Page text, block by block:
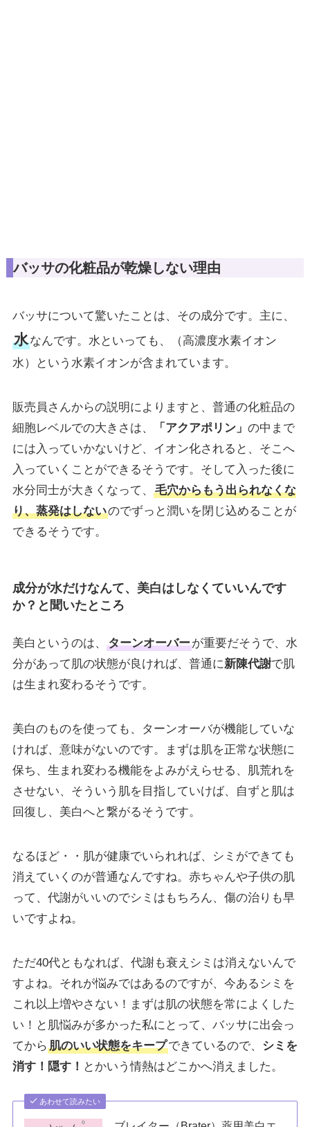
バッサの化粧品が乾燥しない理由
バッサについて驚いたことは、その成分です。主に、
水なんです。水といっても、（高濃度水素イオン
水）という水素イオンが含まれています。
販売員さんからの説明によりますと、普通の化粧品の
細胞レベルでの大きさは、
「アクアポリン」 の中まで
には入っていかないけど、イオン化されると、そこへ
入っていくことができるそうです。そして入った後に
水分同士が大きくなって、
毛穴からもう出られなくな
り、蒸発はしないのでずっと潤いを閉じ込めることが
できるそうです。
成分が水だけなんて、美白はしなくていいんです
か？と聞いたところ
美白というのは、 ターンオーバーが重要だそうで、水
分があって肌の状態が良ければ、普通に新陳代謝で肌
は生まれ変わるそうです。
美白のものを使っても、ターンオーバが機能していな
ければ、意味がないのです。まずは肌を正常な状態に
保ち、生まれ変わる機能をよみがえらせる、肌荒れを
させない、そういう肌を目指していけば、自ずと肌は
回復し、美白へと繋がるそうです。
なるほど・・肌が健康でいられれば、シミができても
消えていくのが普通なんですね。赤ちゃんや子供の肌
って、代謝がいいのでシミはもちろん、傷の治りも早
いですよね。
ただ40代ともなれば、代謝も衰えシミは消えないんで
すよね。それが悩みではあるのですが、今あるシミを
これ以上増やさない！まずは肌の状態を常によくした
い！と肌悩みが多かった私にとって、バッサに出会っ
てから 肌のいい状態をキープできているので、 シミを
消す！隠す！ とかいう情熱はどこかへ消えました。
あわせて読みたい